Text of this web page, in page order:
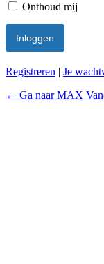
Onthoud mij
Registreren | Je
← Ga naar MAX